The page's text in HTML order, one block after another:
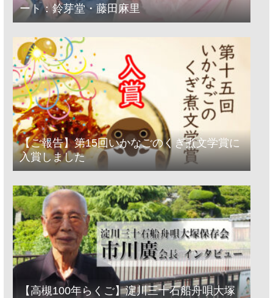
ート：鈴芽堂・藤田麻里
【ご報告】第15回いかなごのくぎ煮文学賞に
入賞しました
【高槻100年らくご】淀川三十石船舟唄大塚